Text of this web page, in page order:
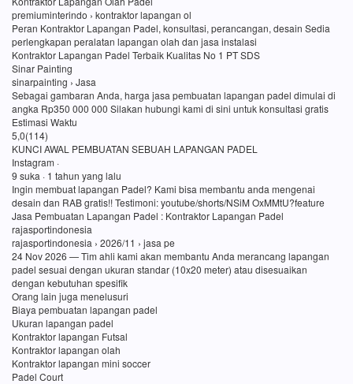
premiuminterindo › kontraktor lapangan ol
Peran Kontraktor Lapangan Padel, konsultasi, perancangan, desain Sedia
perlengkapan peralatan lapangan olah dan jasa instalasi
Kontraktor Lapangan Padel Terbaik Kualitas No 1 PT SDS
Sinar Painting
sinarpainting › Jasa
Sebagai gambaran Anda, harga jasa pembuatan lapangan padel dimulai di
angka Rp350 000 000 Silakan hubungi kami di sini untuk konsultasi gratis
Estimasi Waktu
5,0(114)
KUNCI AWAL PEMBUATAN SEBUAH LAPANGAN PADEL
Instagram ·
9 suka · 1 tahun yang lalu
Ingin membuat lapangan Padel? Kami bisa membantu anda mengenai
desain dan RAB gratis!! Testimoni: youtube/shorts/NSiM OxMMtU?feature
Jasa Pembuatan Lapangan Padel : Kontraktor Lapangan Padel
rajasportindonesia
rajasportindonesia › 2026/11 › jasa pe
24 Nov 2026 — Tim ahli kami akan membantu Anda merancang lapangan
padel sesuai dengan ukuran standar (10x20 meter) atau disesuaikan
dengan kebutuhan spesifik
Orang lain juga menelusuri
Biaya pembuatan lapangan padel
Ukuran lapangan padel
Kontraktor lapangan Futsal
Kontraktor lapangan olah
Kontraktor lapangan mini soccer
Padel Court